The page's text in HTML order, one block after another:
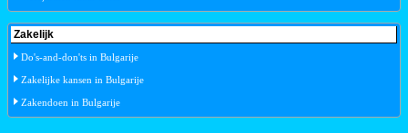
Zakelijk
Do's-and-don'ts in Bulgarije
Zakelijke kansen in Bulgarije
Zakendoen in Bulgarije